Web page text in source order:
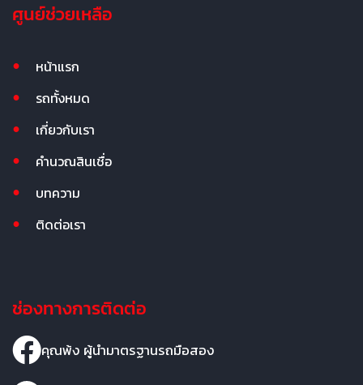
ศูนย์ช่วยเหลือ
หน้าแรก
รถทั้งหมด
เกี่ยวกับเรา
คำนวณสินเชื่อ
บทความ
ติดต่อเรา
ช่องทางการติดต่อ
คุณพ้ง ผู้นำมาตรฐานรถมือสอง